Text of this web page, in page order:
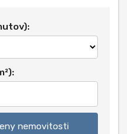
nemovitosti